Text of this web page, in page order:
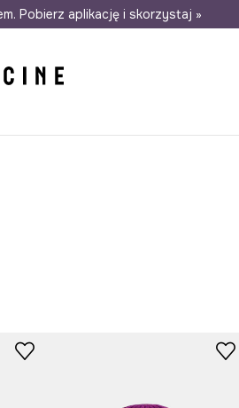
do salonów 30 dni na
Pobierz aplikację i skorzystaj »